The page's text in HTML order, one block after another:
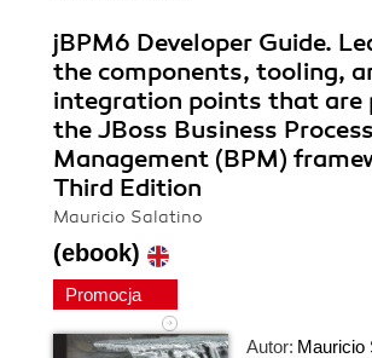
jBPM6 Developer Guide.
the components, tooling,
integration points that are
the JBoss Business Process
Management (BPM)
Third Edition
Mauricio Salatino
(ebook)
Promocja
Autor: Mauricio